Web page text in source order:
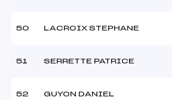
50 LACROIX STEPHANE
51 SERRETTE PATRICE
52 GUYON DANIEL